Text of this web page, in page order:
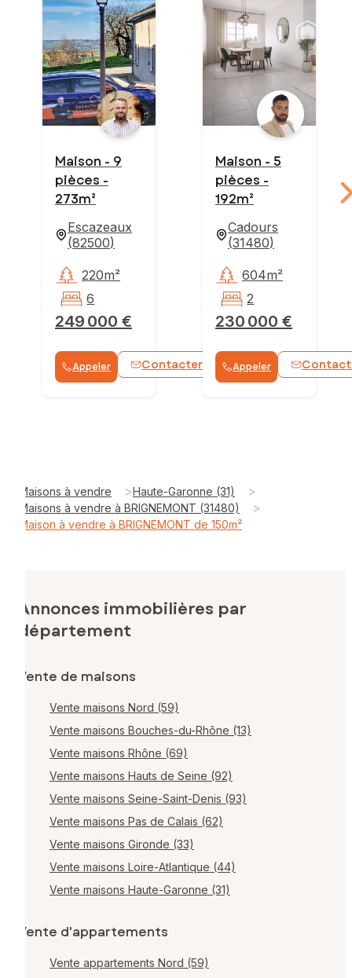
Maison - 9
pièces -
273m²
Escazeaux
(82500)
249 000 €
220m²
6
Appeler Contacter WhatsApp
Maison - 5
pièces -
192m²
Cadours
(31480)
230 000 €
604m²
2
Appeler
Maisons à vendre >Haute-Garonne (31) >
Maisons à vendre à BRIGNEMONT (31480) >
Maison à vendre à BRIGNEMONT de 150m²
Annonces immobilières par
département
Vente de maisons
Vente maisons Nord (59)
Vente maisons Bouches-du-Rhône (13)
Vente maisons Rhône (69)
Vente maisons Hauts de Seine (92)
Vente maisons Seine-Saint-Denis (93)
Vente maisons Pas de Calais (62)
Vente maisons Gironde (33)
Vente maisons Loire-Atlantique (44)
Vente maisons Haute-Garonne (31)
Vente d'appartements
Vente appartements Nord (59)